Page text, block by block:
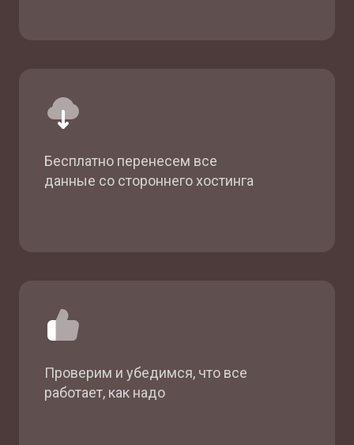
Бесплатно перенесем все
данные со стороннего хостинга
Проверим и убедимся, что все
работает, как надо